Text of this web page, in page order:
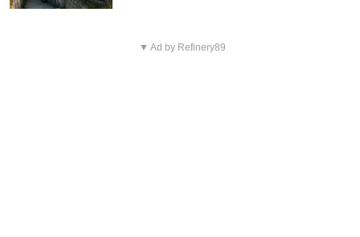
LINDA MERTENS EN REGI
▼ Ad by Refinery89